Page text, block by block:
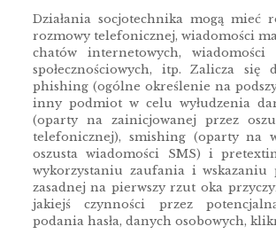
Działania socjotechnika mogą mieć
rozmowy telefonicznej, wiadomości
chatów internetowych,
społecznościowych, itp. Zalicza
phishing (ogólne określenie na
inny podmiot w celu wyłudzenia
(oparty na zainicjowanej przez
telefonicznej), smishing (oparty na
oszusta wiadomości SMS) i
wykorzystaniu zaufania i wskazaniu
zasadnej na pierwszy rzut oka
jakiejś czynności przez
podania hasła, danych osobowych,